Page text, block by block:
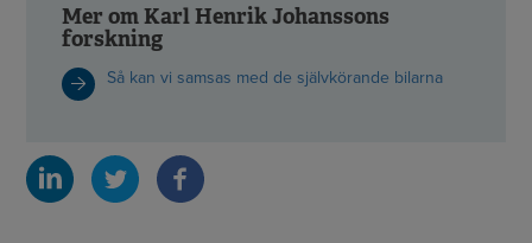
Mer om Karl Henrik Johanssons
forskning
Så kan vi samsas med de självkörande bilarna